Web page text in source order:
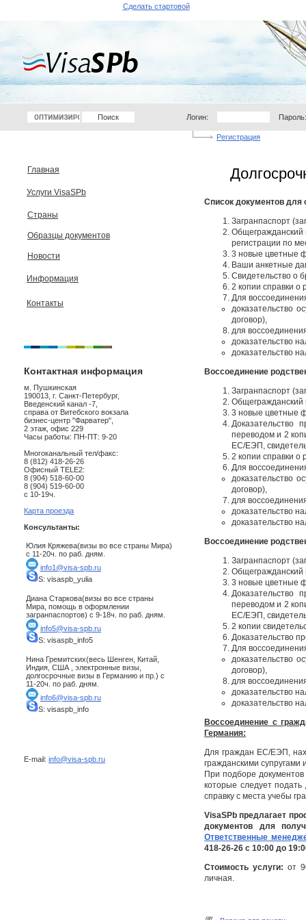
Сделать стартовой
Логин: Пароль:
Регистрация
Главная
Услуги VisaSPb
Страны
Образцы документов
Новости
Информация
Контакты
Контактная информация
м. Пушкинская
190013, г. Санкт-Петербург,
Введенский канал -7,
справа от Витебского вокзала
бизнес-центр "Фарватер",
2 этаж, офис 229
Часы работы: ПН-ПТ: 9-20
Многоканальный тел/факс:
8 (812) 418-26-26
Офисный TELE2:
8 (904) 518-60-00
8 (904) 519-60-00
с 10-19ч.
Карта проезда
Консультанты:
Юлия Кряжева(визы во все страны Мира)
с 11-20ч. по раб. дням.
info1@visa-spb.ru
S: visaspb_yulia
Диана Старкова(визы во все страны
Мира, помощь в оформлении
загранпаспортов) с 9-18ч. по раб. дням.
info5@visa-spb.ru
S: visaspb_info5
Нина Гремитских(весь Шенген, Китай,
Индия, США , электронные визы,
долгосрочные визы в Германию и пр.) с
11-20ч. по раб. дням.
info6@visa-spb.ru
S: visaspb_info
E-mail: info@visa-spb.ru
Список документов для
Загранпаспорт
регистрации по
3 новые цветные
Ваши анкетные
Свидетельство о
2 копии справки о
Для
доказательство
договор),
для
доказательство
доказательство
Воссоединение
Загранпаспорт
Общегражданский
3 новые цветные
Доказательство
переводом и 2
ЕС/ЕЭП,
2 копии справки о
Для
доказательство
договор),
для
доказательство
доказательство
Воссоединение
Загранпаспорт
Общегражданский
3 новые цветные
Доказательство
переводом и 2
ЕС/ЕЭП,
2 копии
Доказательство
Для
доказательство
договор),
для
доказательство
доказательство
Воссоединение с
Германия:
Для граждан ЕС/ЕЭП,
гражданскими
При подборе
которые следует
справку с места учебы
VisaSPb предлагает
документов для
Ответственные
418-26-26 с 10:00 до
Стоимость услуги: от
личная.